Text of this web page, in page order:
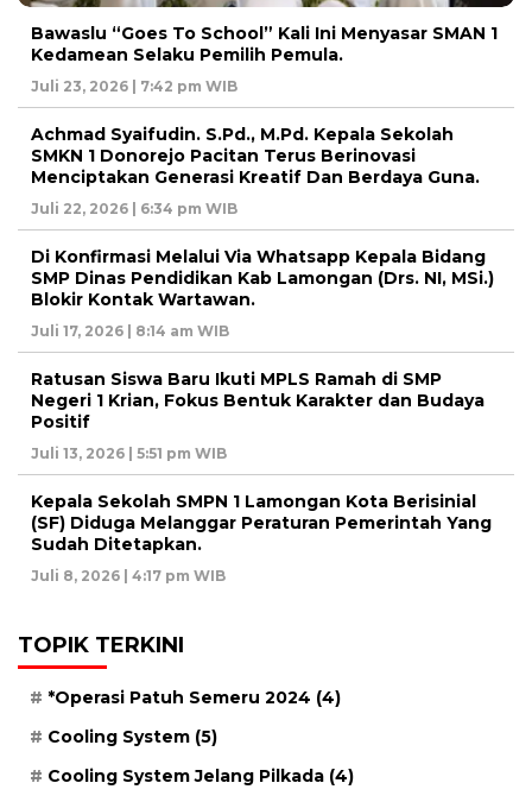
Bawaslu “Goes To School” Kali Ini Menyasar SMAN 1
Kedamean Selaku Pemilih Pemula.
Juli 23, 2026 | 7:42 pm WIB
Achmad Syaifudin. S.Pd., M.Pd. Kepala Sekolah
SMKN 1 Donorejo Pacitan Terus Berinovasi
Menciptakan Generasi Kreatif Dan Berdaya Guna.
Juli 22, 2026 | 6:34 pm WIB
Di Konfirmasi Melalui Via Whatsapp Kepala Bidang
SMP Dinas Pendidikan Kab Lamongan (Drs. NI, MSi.)
Blokir Kontak Wartawan.
Juli 17, 2026 | 8:14 am WIB
Ratusan Siswa Baru Ikuti MPLS Ramah di SMP
Negeri 1 Krian, Fokus Bentuk Karakter dan Budaya
Positif
Juli 13, 2026 | 5:51 pm WIB
Kepala Sekolah SMPN 1 Lamongan Kota Berisinial
(SF) Diduga Melanggar Peraturan Pemerintah Yang
Sudah Ditetapkan.
Juli 8, 2026 | 4:17 pm WIB
TOPIK TERKINI
*Operasi Patuh Semeru 2024 (4)
Cooling System (5)
Cooling System Jelang Pilkada (4)